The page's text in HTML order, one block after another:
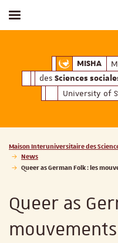
MISHA
des Sciences
University of
Toggle menu
Vous êtes ici :
Maison Interuniversitaire des
News
Queer as German Folk : les
Queer as